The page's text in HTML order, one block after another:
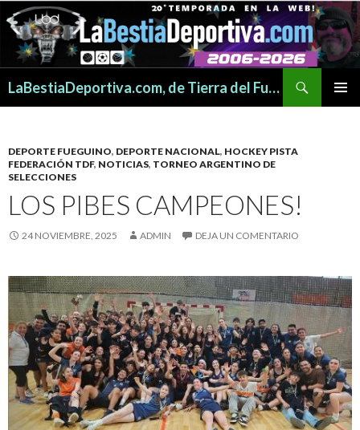
LaBestiaDeportiva.com, de Tierra del Fuego para todo el mundo
DEPORTE FUEGUINO, DEPORTE NACIONAL, HOCKEY PISTA
FEDERACIÓN TDF, NOTICIAS, TORNEO ARGENTINO DE
SELECCIONES
LOS PIBES CAMPEONES!
24 NOVIEMBRE, 2025 ADMIN DEJA UN COMENTARIO